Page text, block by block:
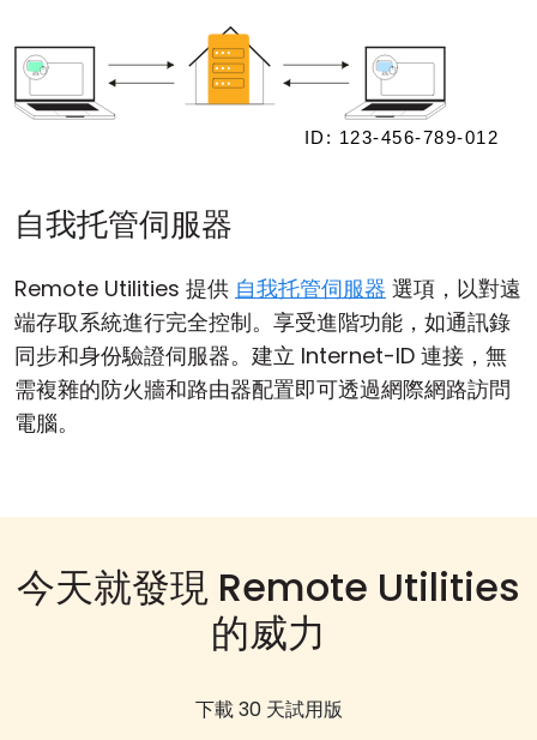
自我托管伺服器
Remote Utilities 提供 自我托管伺服器 選項，以對遠
端存取系統進行完全控制。享受進階功能，如通訊錄
同步和身份驗證伺服器。建立 Internet-ID 連接，無
需複雜的防火牆和路由器配置即可透過網際網路訪問
電腦。
今天就發現 Remote Utilities
的威力
下載 30 天試用版